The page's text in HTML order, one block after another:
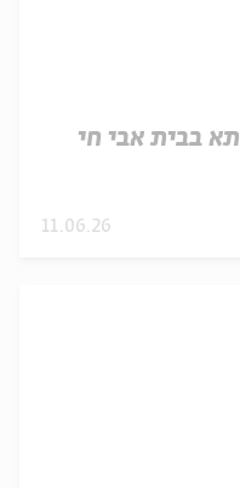
בבית אבי חי
11.06.26